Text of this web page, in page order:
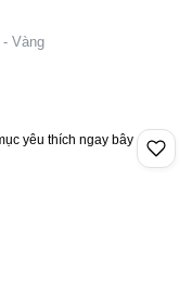
Vàng
yêu thích ngay bây